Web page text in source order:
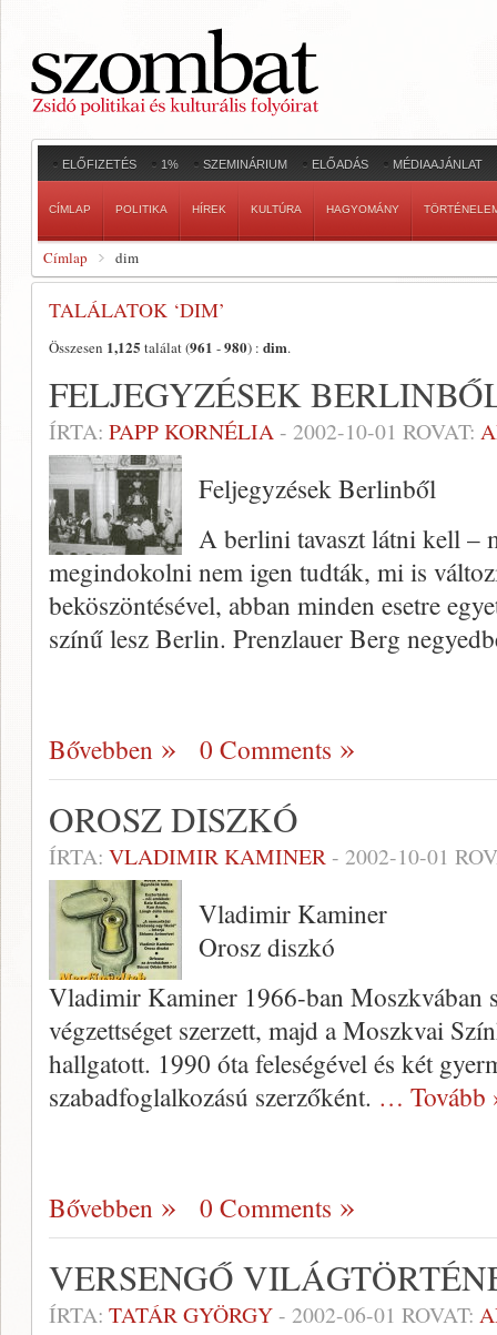
ELŐFIZETÉS 1% SZEMINÁRIUM ELŐADÁS MÉDIAAJÁNLAT
CÍMLAP POLITIKA HÍREK KULTÚRA HAGYOMÁNY
Címlap dim
TALÁLATOK ‘DIM’
Összesen 1,125 találat (961 -980) : dim.
FELJEGYZÉSEK
ÍRTA: PAPP KORNÉLIA- 2002-10-01 ROVAT:
Feljegyzések Berlinből
A berlini tavaszt látni kell –
megindokolni nem igen tudták, mi is
beköszöntésével, abban minden esetre
színű lesz Berlin. Prenzlauer Berg
Bővebben 0 Comments
OROSZ DISZKÓ
ÍRTA: VLADIMIR KAMINER- 2002-10-01
Vladimir Kaminer
Orosz diszkó
Vladimir Kaminer 1966-ban Moszkvá­ban
végzett­séget szerzett, majd a Moszkvai
hallga­tott. 1990 óta feleségével és két
szabadfoglalko­zású szerzőként. … Tovább
Bővebben 0 Comments
VERSENGŐ
ÍRTA: TATÁR GYÖRGY- 2002-06-01 ROVAT: